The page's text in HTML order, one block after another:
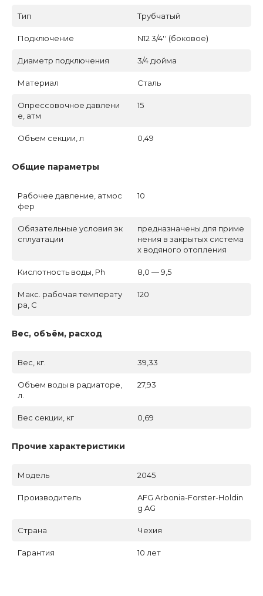
Тип Трубчатый
Подключение N12 3/4'' (боковое)
Диаметр подключения 3/4 дюйма
Материал Сталь
Опрессовочное давлени
е, атм
15
Объем секции, л 0,49
Общие параметры
Рабочее давление, атмос
фер
10
Обязательные условия эк
сплуатации
предназначены для приме
нения в закрытых система
х водяного отопления
Кислотность воды, Ph 8,0 — 9,5
Макс. рабочая температу
ра, C
120
Вес, объём, расход
Вес, кг. 39,33
Объем воды в радиаторе,
л.
27,93
Вес секции, кг 0,69
Прочие характеристики
Модель 2045
Производитель
AFG Arbonia-Forster-Holdin
g AG
Страна Чехия
Гарантия 10 лет